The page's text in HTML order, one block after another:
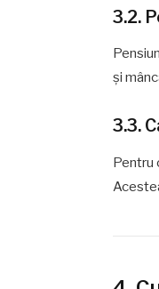
3.2.
și
3.3.
Pentru